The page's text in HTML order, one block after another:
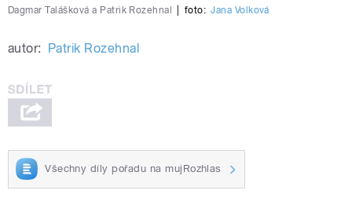
Dagmar Talášková a Patrik Rozehnal foto: Jana Volková
autor: Patrik Rozehnal
Všechny díly pořadu na mujRozhlas